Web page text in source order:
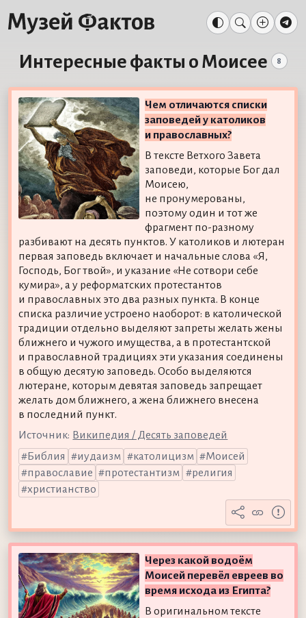
Интересные факты о Моисее 8
Чем отличаются списки
заповедей у католиков
и православных?
В тексте Ветхого Завета
заповеди, которые Бог дал
Моисею,
не пронумерованы,
поэтому один и тот же
фрагмент по-разному
разбивают на десять пунктов. У католиков и лютеран
первая заповедь включает и начальные слова «Я,
Господь, Бог твой», и указание «Не сотвори себе
кумира», а у реформатских протестантов
и православных это два разных пункта. В конце
списка различие устроено наоборот: в католической
традиции отдельно выделяют запреты желать жены
ближнего и чужого имущества, а в протестантской
и православной традициях эти указания соединены
в общую десятую заповедь. Особо выделяются
лютеране, которым девятая заповедь запрещает
желать дом ближнего, а жена ближнего внесена
в последний пункт.
Источник: Википедия / Десять заповедей
Библия
иудаизм католицизм
Моисей
православие
протестантизм
религия
христианство
Через какой водоём
Моисей перевёл евреев во
время исхода из Египта?
В оригинальном тексте